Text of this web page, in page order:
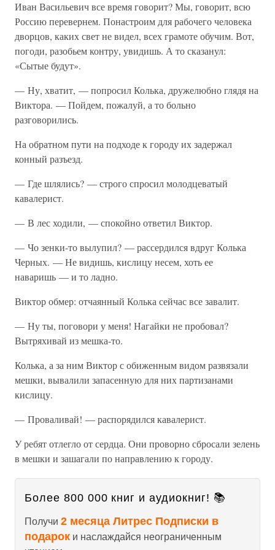
Иван Васильевич все время говорит? Мы, говорит, всю
Россию перевернем. Понастроим для рабочего человека
дворцов, каких свет не видел, всех грамоте обучим. Вот,
погоди, разобьем контру, увидишь. А то сказанул:
«Сытые будут».
— Ну, хватит, — попросил Колька, дружелюбно глядя на
Виктора. — Пойдем, пожалуй, а то больно
разговорились.
На обратном пути на подходе к городу их задержал
конный разъезд.
— Где шлялись? — строго спросил молодцеватый
кавалерист.
— В лес ходили, — спокойно ответил Виктор.
— Чо зенки-то вылупил? — рассердился вдруг Колька
Черных. — Не видишь, кислицу несем, хоть ее
наваришь — и то ладно.
Виктор обмер: отчаянный Колька сейчас все завалит.
— Ну ты, поговори у меня! Нагайки не пробовал?
Вытряхивай из мешка-то.
Колька, а за ним Виктор с обиженным видом развязали
мешки, вывалили запасенную для них партизанами
кислицу.
— Проваливай! — распорядился кавалерист.
У ребят отлегло от сердца. Они проворно сбросали зелень
в мешки и зашагали по направлению к городу.
Более 800 000 книг и аудиокниг! 📚
Получи 2 месяца Литрес Подписки в
подарок и наслаждайся неограниченным